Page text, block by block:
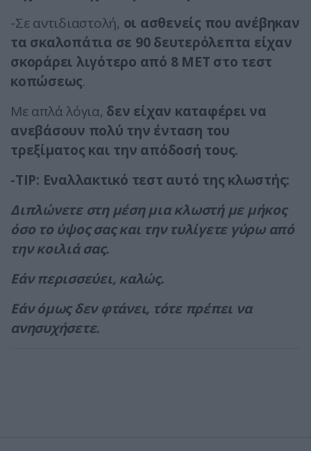
-Σε αντιδιαστολή, οι ασθενείς που ανέβηκαν
τα σκαλοπάτια σε 90 δευτερόλεπτα είχαν
σκοράρει λιγότερο από 8 MET στο τεστ
κοπώσεως.
Με απλά λόγια, δεν είχαν καταφέρει να
ανεβάσουν πολύ την ένταση του
τρεξίματος και την απόδοσή τους.
-TIP: Εναλλακτικό τεστ αυτό της κλωστής:
Διπλώνετε στη μέση μια κλωστή με μήκος
όσο το ύψος σας και την τυλίγετε γύρω από
την κοιλιά σας.
Εάν περισσεύει, καλώς.
Εάν όμως δεν φτάνει, τότε πρέπει να
ανησυχήσετε.